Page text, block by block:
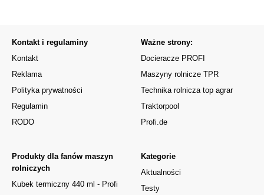
Kontakt i regulaminy
Kontakt
Reklama
Polityka prywatności
Regulamin
RODO
Kategorie
Aktualności
Testy
Produkty dla fanów maszyn
rolniczych
Kubek termiczny 440 ml - Profi
Ważne strony:
Docieracze PROFI
Maszyny rolnicze TPR
Technika rolnicza top agrar
Traktorpool
Profi.de